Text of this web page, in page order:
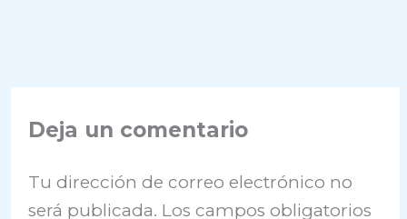
Deja un comentario
Tu dirección de correo electrónico no
será publicada. Los campos obligatorios